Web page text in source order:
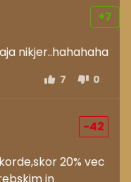
+7
nikjer..hahahaha
7 0
-42
20% vec